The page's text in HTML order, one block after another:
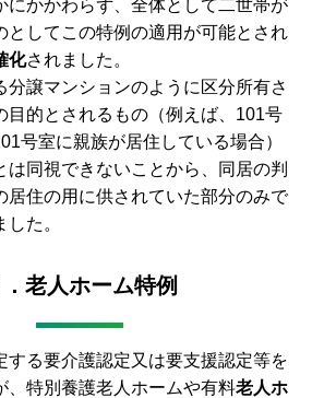
にかかわらず、全体として二世帯が
としてこの特例の適用が可能とされ
化されました。
分譲マンションのように区分所有さ
目的とされるもの（例えば、101号
号室に親族が居住している場合）
は同視できないことから、同居の判
居住の用に供されていた部分のみで
た。
．老人ホーム特例
する要介護認定又は要支援認定等を
、特別養護老人ホームや有料老人ホ